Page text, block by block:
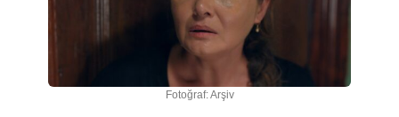
Fotoğraf: Arşiv